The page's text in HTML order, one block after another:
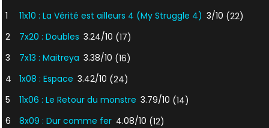
1 11x10 : La Vérité est ailleurs 4 (My Struggle 4) 3/10 (22)
2
7x20 : Doubles 3.24/10 (17)
3
7x13 : Maitreya 3.38/10 (16)
4
1x08 : Espace 3.42/10 (24)
5
11x06 : Le Retour du monstre 3.79/10 (14)
6
8x09 : Dur comme fer 4.08/10 (12)